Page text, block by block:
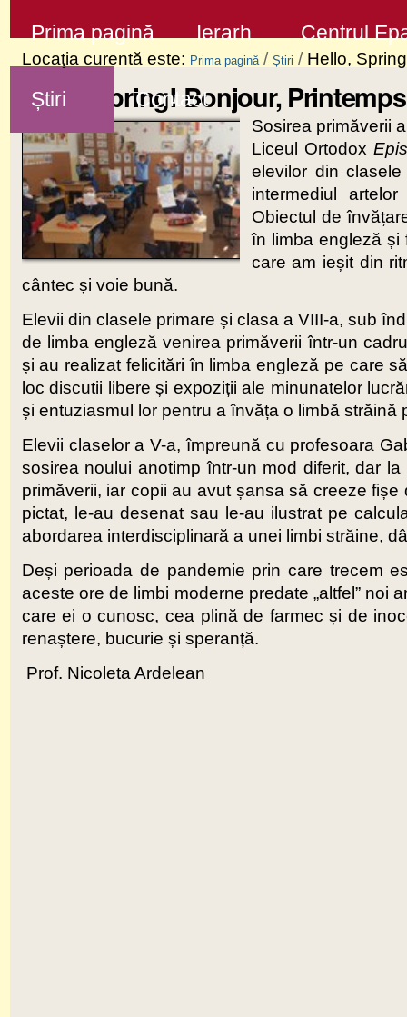
la
conţinut
Sari
la
navigare
Prima pagină Ierarh Centrul
Știri Contact
Locaţia curentă este: Prima pagină / Știri / Hello,
Hello, Spring! Bonjour,
Sosirea primăverii
Liceul Ortodox
elevilor din
intermediul
Obiectul de
în limba engleză și
care am ieșit din
cântec și voie bună.
Elevii din clasele primare și clasa a VIII-a, sub
de limba engleză venirea primăverii într-un
și au realizat felicitări în limba engleză pe care
loc discutii libere și expoziții ale minunatelor
și entuziasmul lor pentru a învăța o limbă străină
Elevii claselor a V-a, împreună cu profesoara
sosirea noului anotimp într-un mod diferit, dar
primăverii, iar copii au avut șansa să creeze
pictat, le-au desenat sau le-au ilustrat pe
abordarea interdisciplinară a unei limbi străine,
Deși perioada de pandemie prin care trecem
aceste ore de limbi moderne predate „altfel” noi
care ei o cunosc, cea plină de farmec și de
renaștere, bucurie și speranță.
Prof. Nicoleta Ardelean